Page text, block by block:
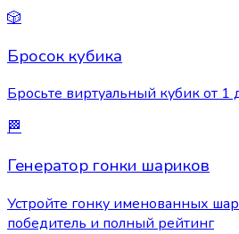
🎲
Бросок кубика
Бросьте виртуальный кубик от 1
🏁
Генератор гонки шариков
Устройте гонку именованных
победитель и полный рейтинг